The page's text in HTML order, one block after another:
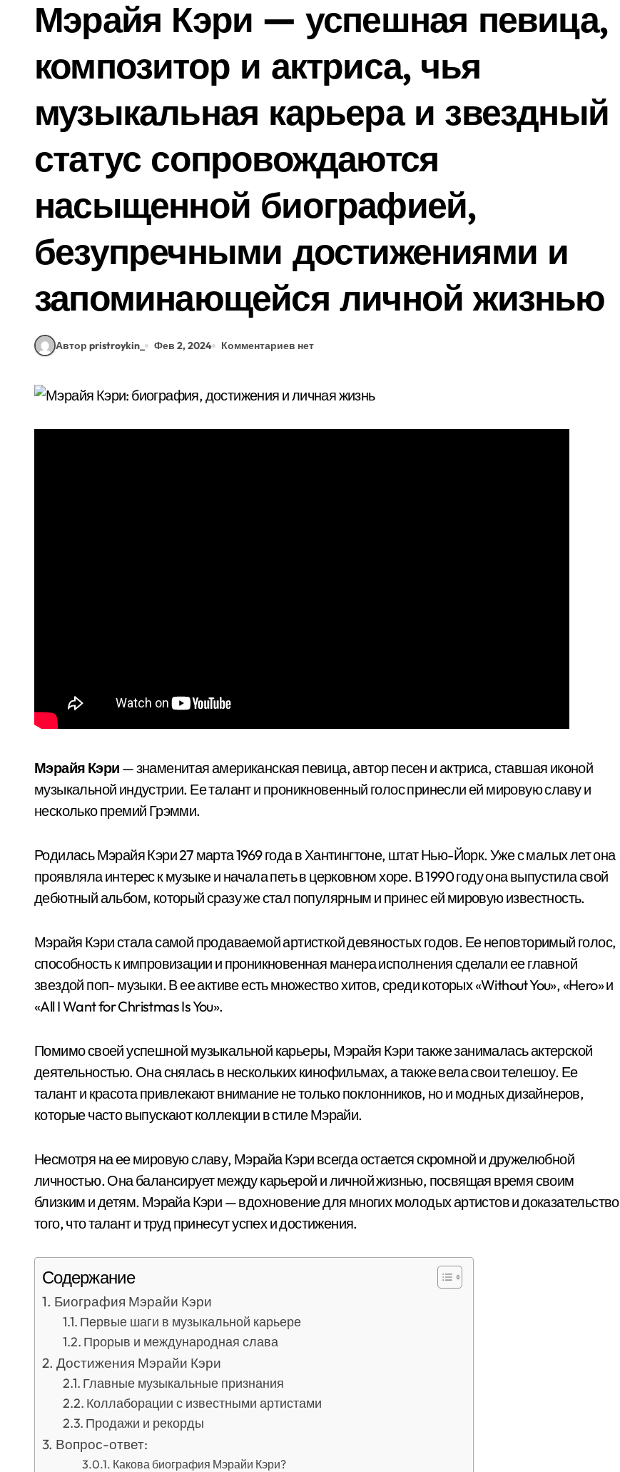
Мэрайя Кэри — успешная певица,
композитор и актриса, чья
музыкальная карьера и звездный
статус сопровождаются
насыщенной биографией,
безупречными достижениями и
запоминающейся личной жизнью
Автор pristroykin_ Фев 2, 2024 Комментариев нет
Мэрайя Кэри — знаменитая американская певица, автор песен и актриса, ставшая иконой
музыкальной индустрии. Ее талант и проникновенный голос принесли ей мировую славу и
несколько премий Грэмми.
Родилась Мэрайя Кэри 27 марта 1969 года в Хантингтоне, штат Нью-Йорк. Уже с малых лет она
проявляла интерес к музыке и начала петь в церковном хоре. В 1990 году она выпустила свой
дебютный альбом, который сразу же стал популярным и принес ей мировую известность.
Мэрайя Кэри стала самой продаваемой артисткой девяностых годов. Ее неповторимый голос,
способность к импровизации и проникновенная манера исполнения сделали ее главной
звездой поп- музыки. В ее активе есть множество хитов, среди которых «Without You», «Hero» и
«All I Want for Christmas Is You».
Помимо своей успешной музыкальной карьеры, Мэрайя Кэри также занималась актерской
деятельностью. Она снялась в нескольких кинофильмах, а также вела свои телешоу. Ее
талант и красота привлекают внимание не только поклонников, но и модных дизайнеров,
которые часто выпускают коллекции в стиле Мэрайи.
Несмотря на ее мировую славу, Мэрайа Кэри всегда остается скромной и дружелюбной
личностью. Она балансирует между карьерой и личной жизнью, посвящая время своим
близким и детям. Мэрайа Кэри — вдохновение для многих молодых артистов и доказательство
того, что талант и труд принесут успех и достижения.
Содержание
Биография Мэрайи Кэри
Первые шаги в музыкальной карьере
Прорыв и международная слава
Достижения Мэрайи Кэри
Главные музыкальные признания
Коллаборации с известными артистами
Продажи и рекорды
Вопрос-ответ:
Какова биография Мэрайи Кэри?